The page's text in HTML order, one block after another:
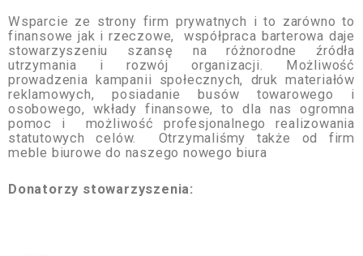
Wsparcie ze strony firm prywatnych i to zarówno to
finansowe jak i rzeczowe, współpraca barterowa daje
stowarzyszeniu szansę na różnorodne źródła
utrzymania i rozwój organizacji. Możliwość
prowadzenia kampanii społecznych, druk materiałów
reklamowych, posiadanie busów towarowego i
osobowego, wkłady finansowe, to dla nas ogromna
pomoc i możliwość profesjonalnego realizowania
statutowych celów. Otrzymaliśmy także od firm
meble biurowe do naszego nowego biura
Donatorzy stowarzyszenia: